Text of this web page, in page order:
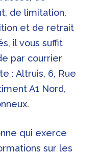
de limitation,
et de retrait
il vous suffit
par courrier
: Altruis, 6, Rue
A1 Nord,
qui exerce
sur les